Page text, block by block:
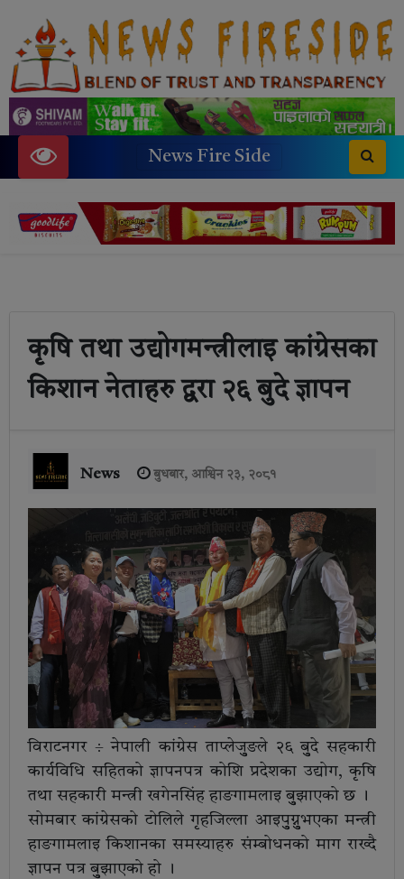
News Fire Side
कृषि तथा उद्योगमन्त्रीलाइ कांग्रेसका
किशान नेताहरु द्वरा २६ बुदे ज्ञापन
News बुधबार, आश्विन २३, २०८१
विराटनगर ÷ नेपाली कांग्रेस ताप्लेजुुङले २६ बुुदे सहकारी
कार्यविधि सहितको ज्ञापनपत्र कोशि प्रदेशका उद्योग, कृषि
तथा सहकारी मन्त्री खगेनसिंह हाङगामलाइ बुुझाएको छ ।
सोमबार कांग्रेसको टोलिले गृहजिल्ला आइपुुग्नुुभएका मन्त्री
हाङगामलाइ किशानका समस्याहरु संम्बोधनको माग राख्दै
ज्ञापन पत्र बुुझाएको हो ।